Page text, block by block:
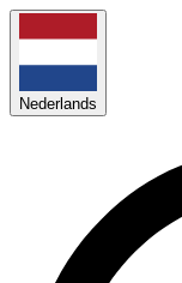
Nederlands